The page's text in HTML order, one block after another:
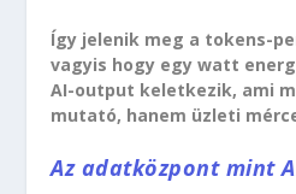
Így jelenik meg a tokens-
vagyis hogy egy watt
AI-output keletkezik, ami
mutató, hanem üzleti
Az adatközpont mint